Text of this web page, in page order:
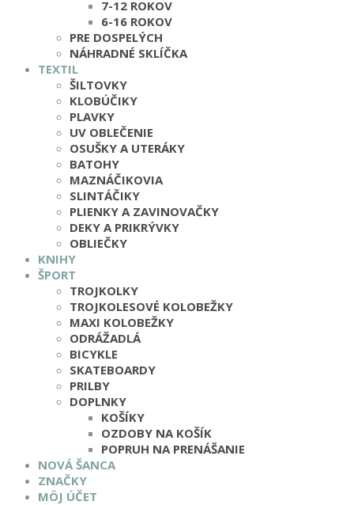
7-12 ROKOV
6-16 ROKOV
PRE DOSPELÝCH
NÁHRADNÉ SKLÍČKA
TEXTIL
ŠILTOVKY
KLOBÚČIKY
PLAVKY
UV OBLEČENIE
OSUŠKY A UTERÁKY
BATOHY
MAZNÁČIKOVIA
SLINTÁČIKY
PLIENKY A ZAVINOVAČKY
DEKY A PRIKRÝVKY
OBLIEČKY
KNIHY
ŠPORT
TROJKOLKY
TROJKOLESOVÉ KOLOBEŽKY
MAXI KOLOBEŽKY
ODRÁŽADLÁ
BICYKLE
SKATEBOARDY
PRILBY
DOPLNKY
KOŠÍKY
OZDOBY NA KOŠÍK
POPRUH NA PRENÁŠANIE
NOVÁ ŠANCA
ZNAČKY
MÔJ ÚČET